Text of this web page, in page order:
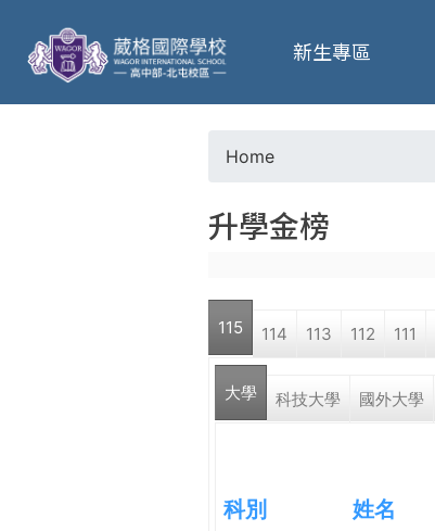
葳
格
o
u
a
r
h
Home
升學金榜
115 114 113 112 111
大學 科技大學 國外大學
科別 姓名
新生專區